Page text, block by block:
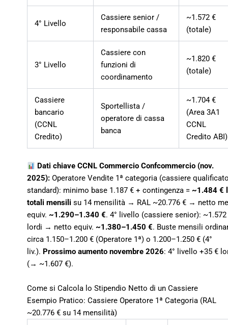
4° Livello
Cassiere senior /
responsabile cassa
~1.572 €
(totale)
3° Livello
Cassiere con
funzioni di
coordinamento
~1.820 €
(totale)
Cassiere
bancario
(CCNL
Credito)
Sportellista /
operatore di cassa
banca
~1.704 €
(Area 3A1
CCNL
Credito ABI)
Dati chiave CCNL Commercio Confcommercio (nov.
2025):Operatore Vendite 1ª categoria (cassiere
standard): minimo base 1.187 € + contingenza = ~1.484 €
totali mensili su 14 mensilità → RAL ~20.776 € → netto
equiv. ~1.290–1.340 €. 4° livello (cassiere senior): ~1.572
lordi → netto equiv. ~1.380–1.450 €. Buste mensili
circa 1.150–1.200 € (Operatore 1ª) o 1.200–1.250 € (4°
liv.). Prossimo aumento novembre 2026: 4° livello +35 €
(→ ~1.607 €).
Come si Calcola lo Stipendio Netto di un Cassiere
Esempio Pratico: Cassiere Operatore 1ª Categoria (RAL
~20.776 € su 14 mensilità)